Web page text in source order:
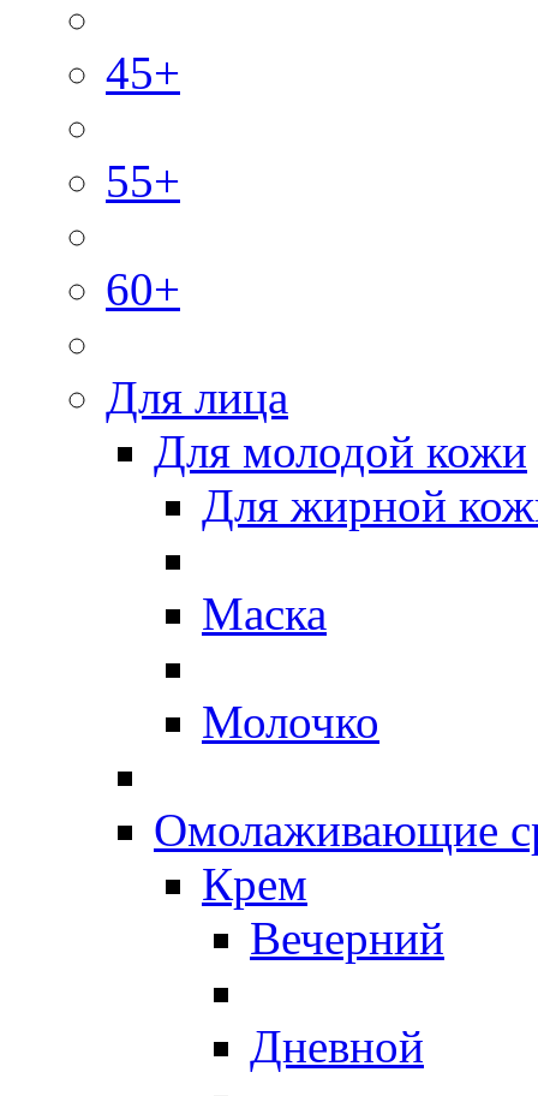
45+
55+
60+
Для лица
Для молодой кожи
Для жирной
Маска
Молочко
Омолаживающие
Крем
Вечерний
Дневной